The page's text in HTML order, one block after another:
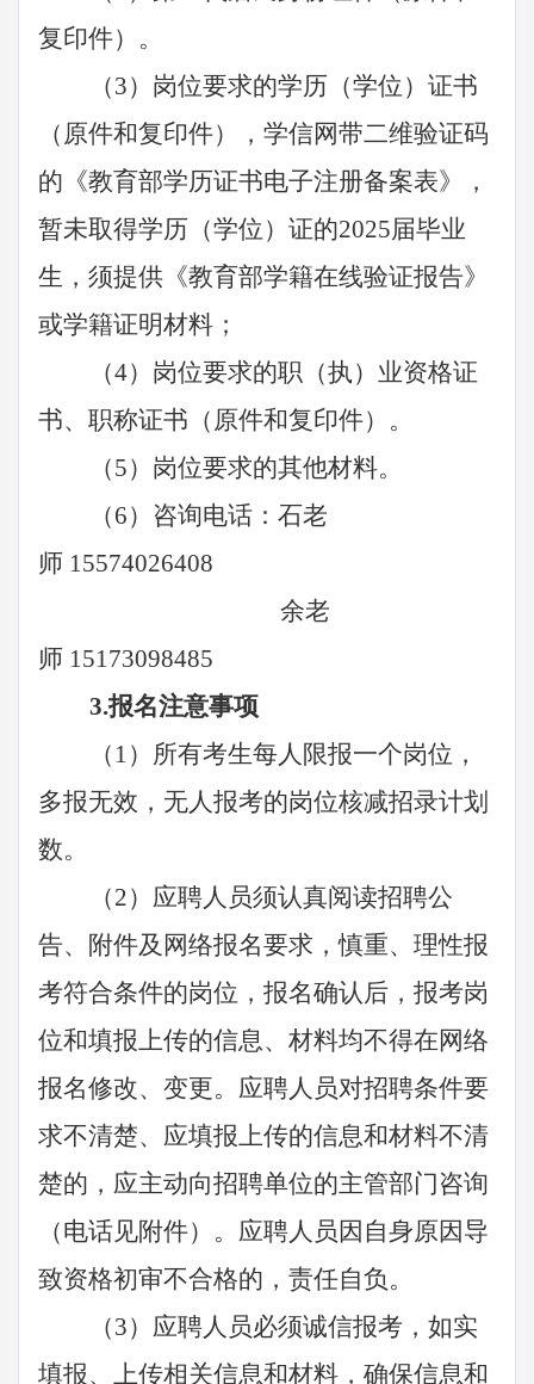
复印件）。
（3）岗位要求的学历（学位）证书
（原件和复印件），学信网带二维验证码
的《教育部学历证书电子注册备案表》，
暂未取得学历（学位）证的2025届毕业
生，须提供《教育部学籍在线验证报告》
或学籍证明材料；
（4）岗位要求的职（执）业资格证
书、职称证书（原件和复印件）。
（5）岗位要求的其他材料。
（6）咨询电话： 石老
师 15574026408
余老
师 15173098485
3.报名注意事项
（1）所有考生每人限报一个岗位，
多报无效，无人报考的岗位核减招录计划
数。
（2）应聘人员须认真阅读招聘公
告、附件及网络报名要求，慎重、理性报
考符合条件的岗位，报名确认后，报考岗
位和填报上传的信息、材料均不得在网络
报名修改、变更。应聘人员对招聘条件要
求不清楚、应填报上传的信息和材料不清
楚的，应主动向招聘单位的主管部门咨询
（电话见附件）。应聘人员因自身原因导
致资格初审不合格的，责任自负。
（3）应聘人员必须诚信报考，如实
填报、上传相关信息和材料，确保信息和